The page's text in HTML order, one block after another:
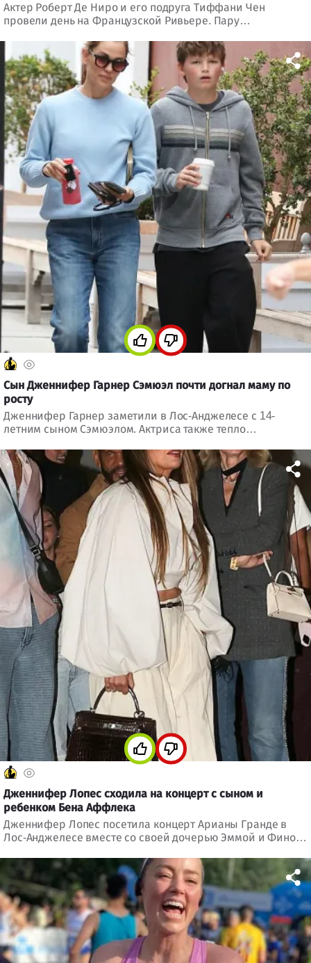
Актер Роберт Де Ниро и его подруга Тиффани Чен
провели день на Французской Ривьере. Пару
сотрудники помогли актеру подняться на борт судна.
Сын Дженнифер Гарнер Сэмюэл почти догнал маму по
росту
Дженнифер Гарнер заметили в Лос-Анджелесе с 14-
летним сыном Сэмюэлом. Актриса также тепло
Дженнифер Лопес сходила на концерт с сыном и
ребенком Бена Аффлека
Дженнифер Лопес посетила концерт Арианы Гранде в
Лос-Анджелесе вместе со своей дочерью Эммой и Фином,
артистов сохраняют теплые отношения.